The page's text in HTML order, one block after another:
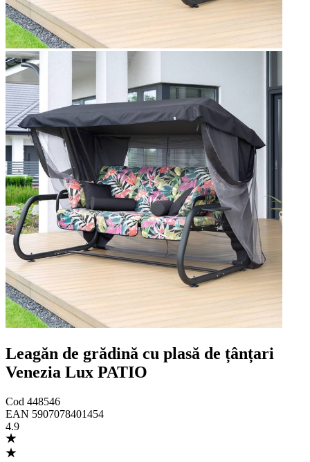
Leagăn de grădină cu plasă de țânțari
Venezia Lux PATIO
Cod 448546
EAN 5907078401454
4.9